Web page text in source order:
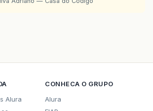
Alura
CONHECA O GRUPO
Alura